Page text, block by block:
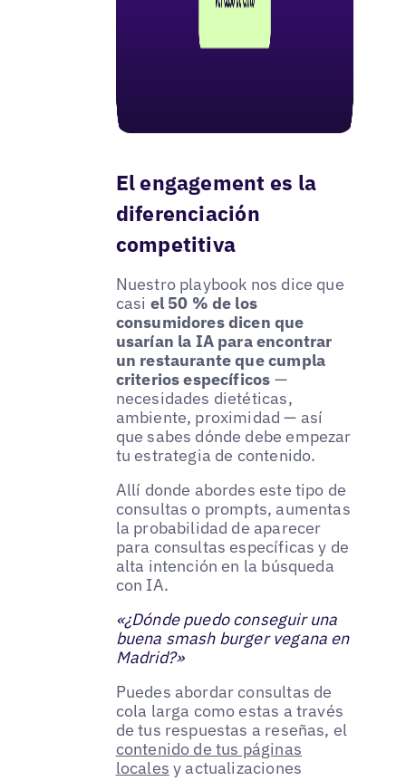
El engagement es la
diferenciación
competitiva
Nuestro playbook nos dice que
casi el 50 % de los
consumidores dicen que
usarían la IA para encontrar
un restaurante que cumpla
criterios específicos —
necesidades dietéticas,
ambiente, proximidad — así
que sabes dónde debe empezar
tu estrategia de contenido.
Allí donde abordes este tipo de
consultas o prompts, aumentas
la probabilidad de aparecer
para consultas específicas y de
alta intención en la búsqueda
con IA.
«¿Dónde puedo conseguir una
buena smash burger vegana en
Madrid?»
Puedes abordar consultas de
cola larga como estas a través
de tus respuestas a reseñas, el
contenido de tus páginas
locales y actualizaciones